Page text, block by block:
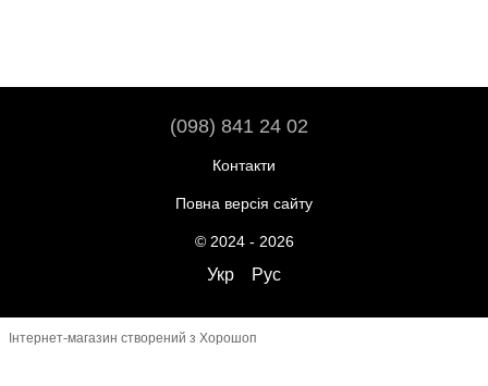
(098) 841 24 02
Контакти
Повна версія сайту
© 2024 - 2026
Укр Рус
Інтернет-магазин створений з Хорошоп